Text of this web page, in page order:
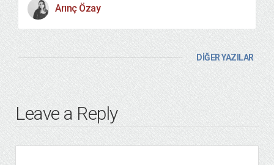
Arınç Özay
DİĞER YAZILAR
Leave a Reply